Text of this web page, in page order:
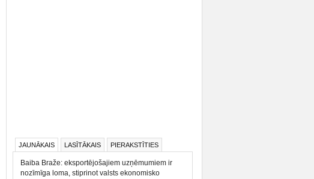
JAUNĀKAIS LASĪTĀKAIS PIERAKSTĪTIES
Baiba Braže: eksportējošajiem uzņēmumiem ir
nozīmīga loma, stiprinot valsts ekonomisko